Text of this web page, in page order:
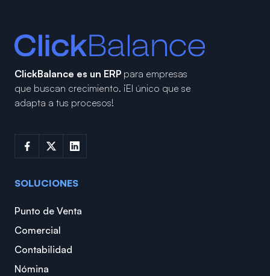
ClickBalance es un ERP para empresas
que buscan crecimiento. ¡El único que se
adapta a tus procesos!
SOLUCIONES
Punto de Venta
Comercial
Contabilidad
Nómina